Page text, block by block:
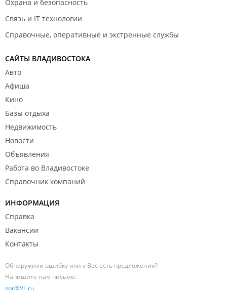
Охрана и безопасность
Связь и IT технологии
Справочные, оперативные и экстренные службы
САЙТЫ ВЛАДИВОСТОКА
Авто
Афиша
Кино
Базы отдыха
Недвижимость
Новости
Объявления
Работа во Владивостоке
Справочник компаний
ИНФОРМАЦИЯ
Справка
Вакансии
Контакты
Обнаружили ошибку или у Вас есть предложения?
Напишите нам письмо:
spr@VL.ru